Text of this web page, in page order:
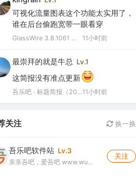
可视化流量图表这个功能太实用了，
谁在后台偷跑宽带一眼看穿
GlassWire 3.8.1061 中文特别版（可视化网络监控与个人防火墙） 11小时前
最崇拜的就是牛总 Lv.1
这简报没有准点更新
吾乐吧 · 标题简报（2026-08-06）11小时前
关注 换一换
吾乐吧软件站 Lv.3
亲亲吾吧，爱吾吧 www.wu…
关注